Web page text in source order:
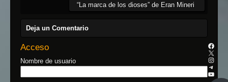
“La marca de los dioses” de Eran Mineri
Deja un Comentario
Acceso
Nombre de usuario